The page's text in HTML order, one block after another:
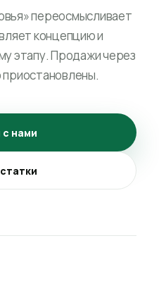
переосмысливает
концепцию и
этапу. Продажи через
нами